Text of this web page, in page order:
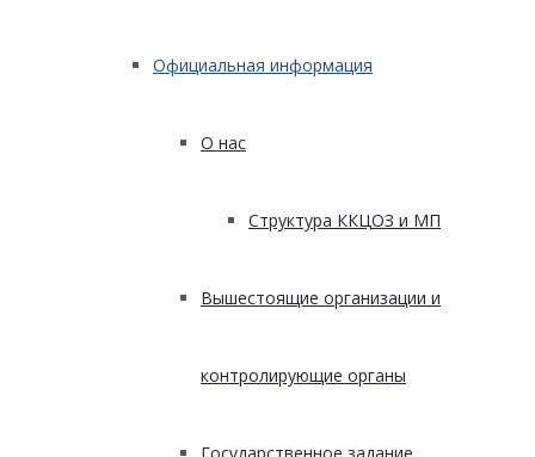
Официальная информация
О нас
Структура ККЦОЗ и МП
Вышестоящие организации и
контролирующие органы